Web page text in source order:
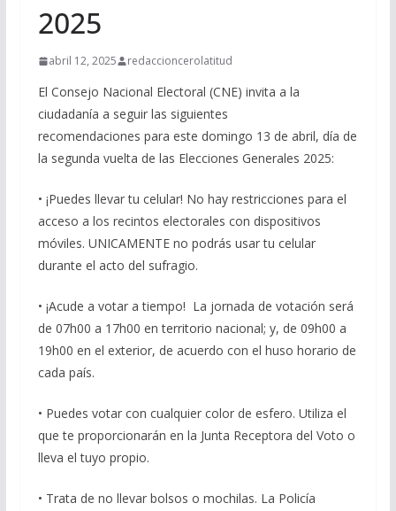
2025
abril 12, 2025 redaccioncerolatitud
El Consejo Nacional Electoral (CNE) invita a la
ciudadanía a seguir las siguientes
recomendaciones para este domingo 13 de abril, día de
la segunda vuelta de las Elecciones Generales 2025:
• ¡Puedes llevar tu celular! No hay restricciones para el
acceso a los recintos electorales con dispositivos
móviles. UNICAMENTE no podrás usar tu celular
durante el acto del sufragio.
• ¡Acude a votar a tiempo! La jornada de votación será
de 07h00 a 17h00 en territorio nacional; y, de 09h00 a
19h00 en el exterior, de acuerdo con el huso horario de
cada país.
• Puedes votar con cualquier color de esfero. Utiliza el
que te proporcionarán en la Junta Receptora del Voto o
lleva el tuyo propio.
• Trata de no llevar bolsos o mochilas. La Policía